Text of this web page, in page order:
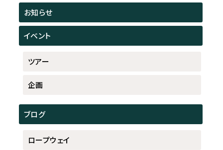
お知らせ
イベント
ツアー
企画
ブログ
ロープウェイ